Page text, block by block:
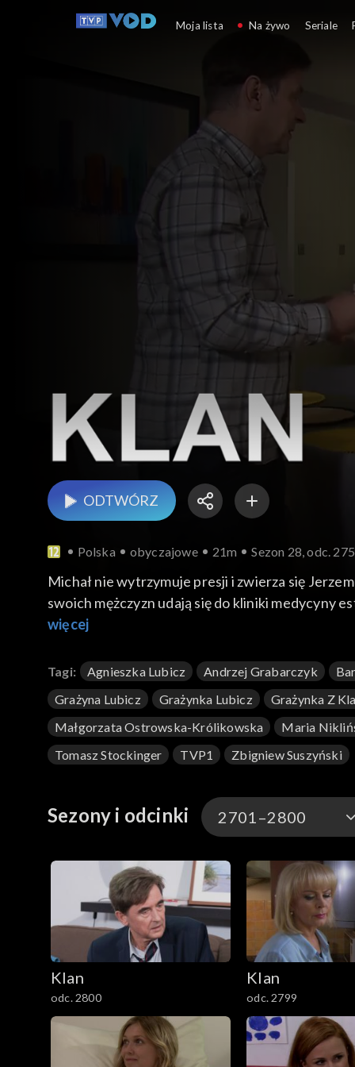
Klan
ODTWÓRZ
Polska obyczajowe 21m Sezon 28, odc.
Michał nie wytrzymuje presji i zwierza się
swoich mężczyzn udają się do kliniki medycyny
radiowej z udziałem słuchaczy.
więcej
Tagi: Agnieszka Lubicz Andrzej Grabarczyk
Grażyna Lubicz
Grażynka Lubicz Grażynka Z
Małgorzata Ostrowska-Królikowska
Maria
Tomasz Stockinger
TVP1 Zbigniew Suszyński
Sezony i odcinki 2701–2800
4701–4800
4601–4700
4501–4600
4401–4500
4301–4400
Klan
odc. 2800
Klan
odc. 2799
Moja lista Na żywo Seriale